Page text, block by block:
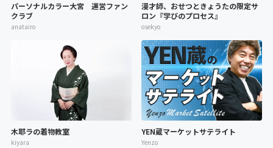
パーソナルカラー大宮 運営ファン
クラブ
anatairo
漫才師、おせつときょうたの限定サ
ロン『学びのプロセス』
osekyo
木耶ラの着物教室
kiyara
YEN蔵マーケットサテライト
Yenzo